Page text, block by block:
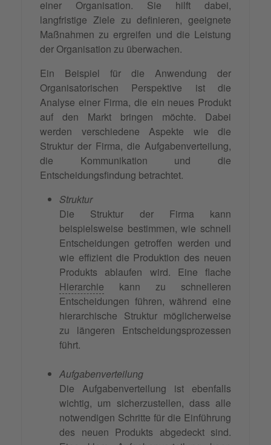
einer Organisation. Sie hilft dabei,
langfristige Ziele zu definieren, geeignete
Maßnahmen zu ergreifen und die Leistung
der Organisation zu überwachen.
Ein Beispiel für die Anwendung der
Organisatorischen Perspektive ist die
Analyse einer Firma, die ein neues Produkt
auf den Markt bringen möchte. Dabei
werden verschiedene Aspekte wie die
Struktur der Firma, die Aufgabenverteilung,
die Kommunikation und die
Entscheidungsfindung betrachtet.
Struktur
Die Struktur der Firma kann
beispielsweise bestimmen, wie schnell
Entscheidungen getroffen werden und
wie effizient die Produktion des neuen
Produkts ablaufen wird. Eine flache
Hierarchie kann zu schnelleren
Entscheidungen führen, während eine
hierarchische Struktur möglicherweise
zu längeren Entscheidungsprozessen
führt.
Aufgabenverteilung
Die Aufgabenverteilung ist ebenfalls
wichtig, um sicherzustellen, dass alle
notwendigen Schritte für die Einführung
des neuen Produkts abgedeckt sind.